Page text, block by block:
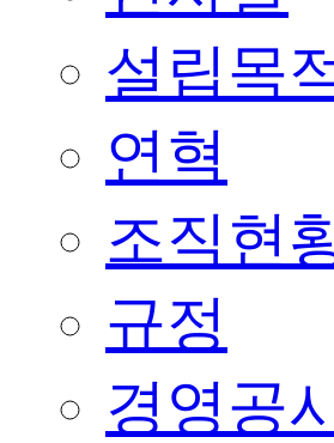
설립목
연혁
조직현
규정
경영공